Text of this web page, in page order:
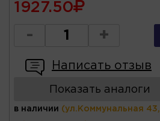
1927.50
- +
Написать отзыв
Показать аналоги
в наличии (ул.Коммунальная 43,